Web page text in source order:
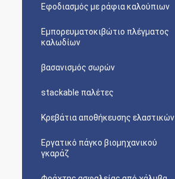
Εφοδιασμός με ράφια καλούπιων
Εμπορευματοκιβώτιο πλέγματος
καλωδίων
βασανισμός σωρών
stackable παλέτες
Κρεβάτια αποθήκευσης ελαστικών
Εργατικό πάγκο βιομηχανικού
γκαράζ